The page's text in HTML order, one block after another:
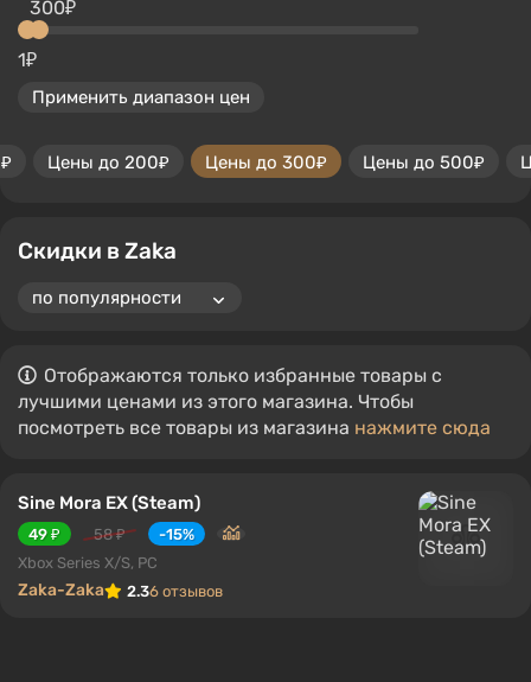
1₽
300₽
Применить диапазон цен
Цены до 200₽ Цены до 300₽ Цены до 500₽
Скидки в Zaka
Отображаются только избранные товары с
лучшими ценами из этого магазина. Чтобы
посмотреть все товары из магазина нажмите сюда
Sine Mora EX (Steam)
49 ₽ 58 ₽
-15%
Xbox Series X/S, PC
Zaka-Zaka 2.36 отзывов